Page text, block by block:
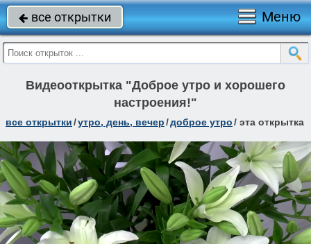
 все открытки Меню
Видеооткрытка "Доброе утро и хорошего
настроения!"
все открытки/утро, день, вечер/доброе утро/ эта открытка